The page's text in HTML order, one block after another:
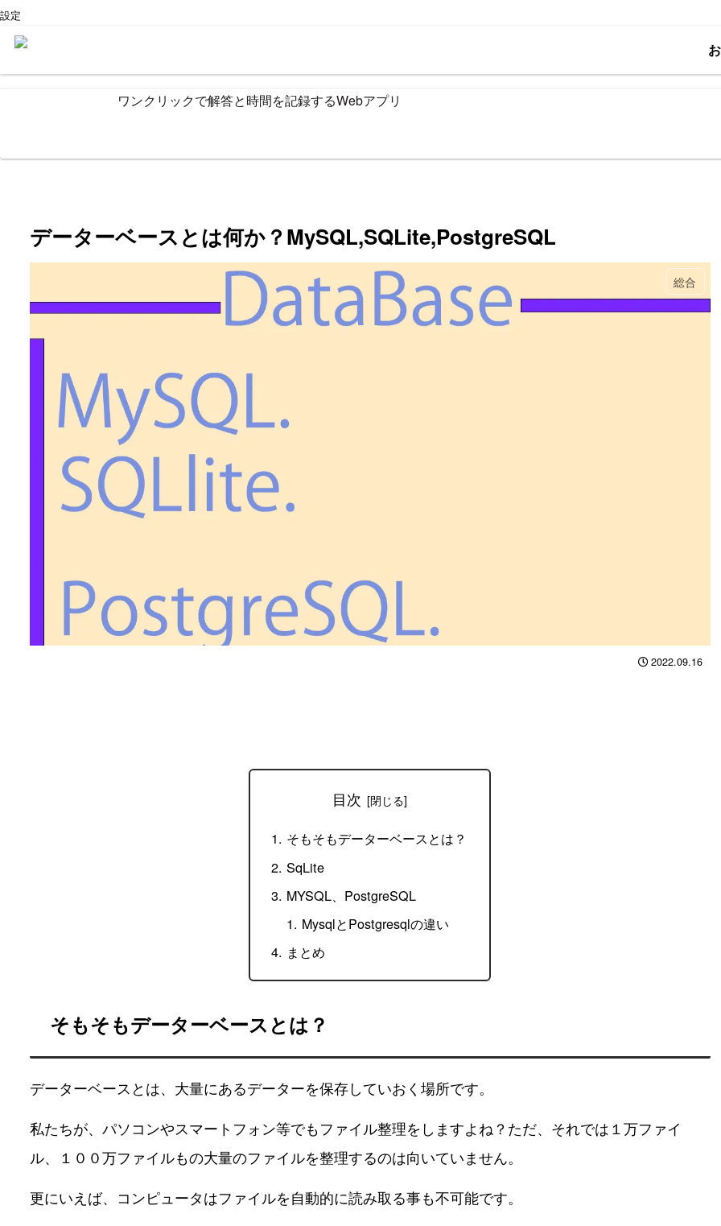
設定
ワンクリックで解答と時間を記録するWebアプリ
データーベースとは何か？MySQL,SQLite,PostgreSQL
総合
2022.09.16
目次
そもそもデーターベースとは？
SqLite
MYSQL、PostgreSQL
MysqlとPostgresqlの違い
まとめ
そもそもデーターベースとは？
データーベースとは、大量にあるデーターを保存していおく場所です。
私たちが、パソコンやスマートフォン等でもファイル整理をしますよね？ただ、それでは１万ファイ
ル、１００万ファイルもの大量のファイルを整理するのは向いていません。
更にいえば、コンピュータはファイルを自動的に読み取る事も不可能です。